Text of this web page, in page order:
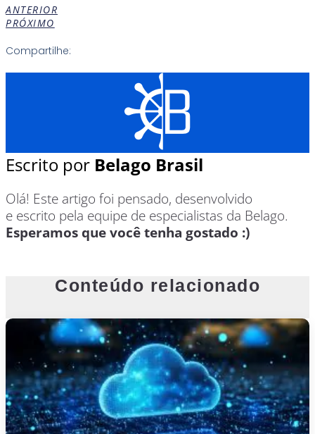
ANTERIOR
PRÓXIMO
Compartilhe:
Escrito por Belago Brasil
Olá! Este artigo foi pensado, desenvolvido
e escrito pela equipe de especialistas da Belago.
Esperamos que você tenha gostado :)
Conteúdo relacionado